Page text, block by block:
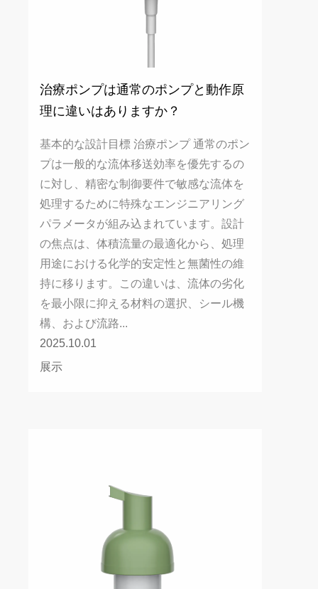
治療ポンプは通常のポンプと動作原
理に違いはありますか？
基本的な設計目標 治療ポンプ 通常のポン
プは一般的な流体移送効率を優先するの
に対し、精密な制御要件で敏感な流体を
処理するために特殊なエンジニアリング
パラメータが組み込まれています。設計
の焦点は、体積流量の最適化から、処理
用途における化学的安定性と無菌性の維
持に移ります。この違いは、流体の劣化
を最小限に抑える材料の選択、シール機
構、および流路...
2025.10.01
展示